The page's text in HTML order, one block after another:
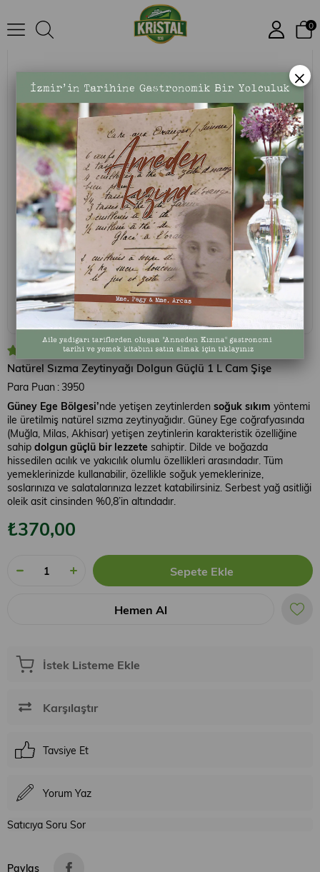
0
Natürel Sızma Zeytinyağı Dolgun Güçlü 1 L Cam Şişe
4.6
Natürel Sızma Zeytinyağı Dolgun Güçlü 1 L Cam Şişe
Para Puan : 3950
Güney Ege Bölgesi’nde yetişen zeytinlerden soğuk sıkım yöntemi
ile üretilmiş natürel sızma zeytinyağıdır. Güney Ege coğrafyasında
(Muğla, Milas, Akhisar) yetişen zeytinlerin karakteristik özelliğine
sahip dolgun güçlü bir lezzete sahiptir. Dilde ve boğazda
hissedilen acılık ve yakıcılık olumlu özellikleri arasındadır. Tüm
yemeklerinizde kullanabilir, özellikle soğuk yemeklerinize,
soslarınıza ve salatalarınıza lezzet katabilirsiniz. Serbest yağ asitliği
oleik asit cinsinden %0,8’in altındadır.
₺370,00
İstek Listeme Ekle
Karşılaştır
Tavsiye Et
Yorum Yaz
Satıcıya Soru Sor
Paylaş
×